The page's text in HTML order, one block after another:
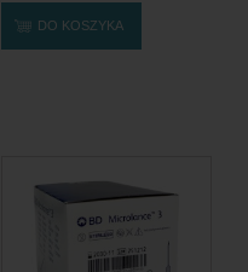
DO KOSZYKA